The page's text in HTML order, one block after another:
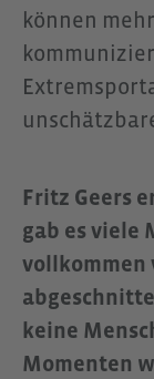
können
Fritz Geers
gab es viele
vollkommen
keine
Momenten